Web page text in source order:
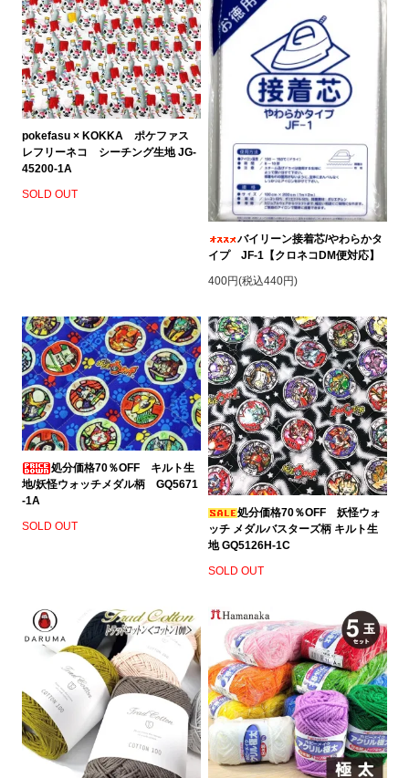
pokefasu × KOKKA ポケファス
レフリーネコ シーチング生地 JG-
45200-1A
SOLD OUT
バイリーン接着芯/やわらかタ
イプ JF-1【クロネコDM便対応】
400円(税込440円)
処分価格70％OFF キルト生
地/妖怪ウォッチメダル柄 GQ5671
-1A
SOLD OUT
処分価格70％OFF 妖怪ウォ
ッチ メダルバスターズ柄 キルト生
地 GQ5126H-1C
SOLD OUT